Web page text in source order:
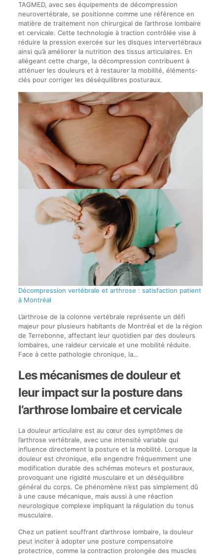
TAGMED, avec ses équipements de décompression
neurovertébrale, se positionne comme une référence en
matière de traitement non chirurgical de l’arthrose lombaire
et cervicale. Cette technologie à traction contrôlée vise à
réduire la pression exercée sur les disques intervertébraux
ainsi qu’à améliorer la nutrition des tissus articulaires. En
allégeant cette charge, la décompression contribuent à
atténuer les douleurs et à restaurer la mobilité, éléments-
clés pour corriger les déséquilibres posturaux.
Décompression vertébrale et arthrose : satisfaction patient
à Montréal
L’arthrose de la colonne vertébrale représente un défi
majeur pour plusieurs habitants de Montréal et de la région
de Terrebonne, affectant leur quotidien par des douleurs
lombaires, une raideur cervicale et une mobilité réduite.
Face à cette pathologie chronique, la…
Les mécanismes de douleur et
leur impact sur la posture dans
l’arthrose lombaire et cervicale
La douleur articulaire est au cœur des symptômes de
l’arthrose vertébrale, avec une intensité variable qui
influence directement la posture et la mobilité. Lorsque la
douleur est chronique, elle engendre fréquemment une
modification durable des schémas moteurs et posturaux,
provoquant une rigidité musculaire et un déséquilibre
général du corps. Ce phénomène n’est pas simplement dû
à une cause mécanique, mais aussi à une réaction
neurologique complexe impliquant la régulation du tonus
musculaire.
Chez un patient souffrant d’arthrose lombaire, la douleur
peut inciter à adopter une posture compensatoire
protectrice, comme la contraction prolongée des muscles